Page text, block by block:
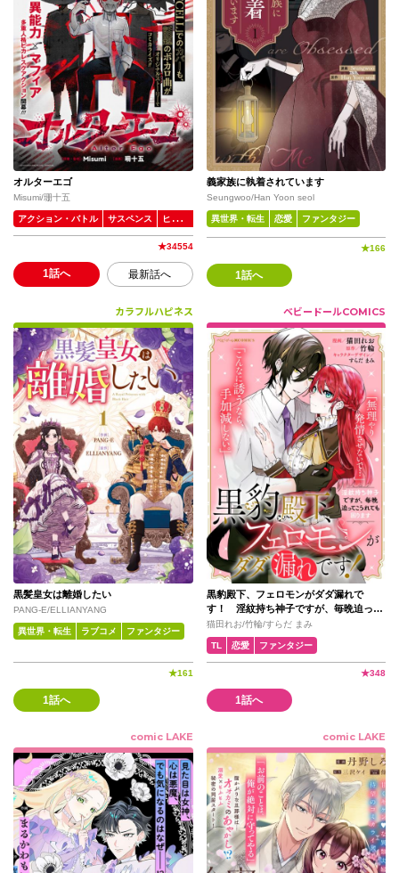
オルターエゴ
Misumi/珊十五
アクション・バトル サスペンス ヒューマンドラマ
★34554
1話へ 最新話へ
義家族に執着されています
Seungwoo/Han Yoon seol
異世界・転生 恋愛 ファンタジー
★166
1話へ
カラフルハピネス
黒髪皇女は離婚したい
PANG-E/ELLIANYANG
異世界・転生 ラブコメ ファンタジー
★161
1話へ
ベビードールCOMICS
黒豹殿下、フェロモンがダダ漏れで
す！ 淫紋持ち神子ですが、毎晩迫って
こられても困ります
猫田れお/竹輪/すらだ まみ
TL 恋愛 ファンタジー
★348
1話へ
comic LAKE comic LAKE